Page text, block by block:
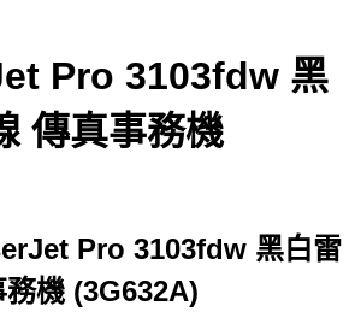
Pro 3103fdw 黑
傳真事務機
Pro 3103fdw 黑白雷
機 (3G632A)